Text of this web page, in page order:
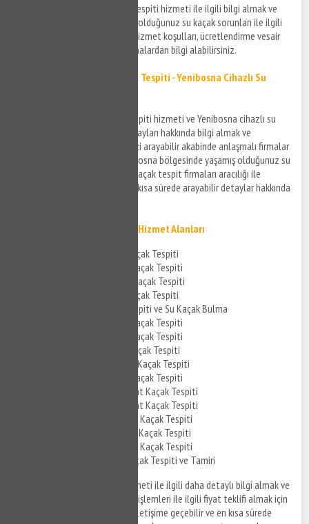
Yenibosna noktasal su kaçak tespiti hizmeti ile ilgili bilgi almak ve
Yenibosna bölgesinde yaşamış olduğunuz su kaçak sorunları ile ilgili
detaylar için bizi arayabilir ve hizmet koşulları, ücretlendirme vesair
gibi detaylar için anlaşmalı firmalardan bilgi alabilirsiniz.
Yenibosna Cihazla Su Kaçak Tespiti - Yenibosna Cihazlı Su
Yenibosna cihazla su kaçak tespiti hizmeti ve Yenibosna cihazlı su
kaçak bulma hizmetlerinin detayları hakkında bilgi almak ve
ücretlendirme detayları için bizi arayabilir akabinde anlaşmalı firmalar
ile bağlantı kurabilirsiniz. Yenibosna bölgesinde yaşamış olduğunuz su
kaçak sorunlarınıza cihazlı su kaçak tespit firmaları aracılığı ile
müdahale edilmesi için bizi en kısa sürede arayabilir detaylar hakkında
Yenibosna Su Kaçak Tespiti Hizmet Alanları
Yenibosna Banyo Su Kaçak Tespiti
Yenibosna Mutfak Su Kaçak Tespiti
Yenibosna Tuvalet Su Kaçak Tespiti
Yenibosna Kombi Su Kaçak Tespiti
Yenibosna Su Kaçak Tespiti ve Su Kaçak Bulma
Yenibosna Cihazla Su Kaçak Tespiti
Yenibosna Akustik Su Kaçak Tespiti
Yenibosna Cihazlı Su Kaçak Tespiti
Yenibosna Noktasal Su Kaçak Tespiti
Yenibosna Su Tesisat Kaçak Tespiti
Yenibosna Kombi Tesisat Kaçak Tespiti
Yenibosna Kombi Tesisat Kaçak Tespiti
Yenibosna Parke Altı Su Kaçak Tespiti
Yenibosna Kırmadan Su Kaçak Tespiti
Yenibosna Tavandan Su Kaçak Tespiti
Yenibosna Pimaş Su Kaçak Tespiti ve Tamiri
Yenibosna su kaçak bulma hizmeti ile ilgili daha detaylı bilgi almak ve
su kaçağı tespiti sonrası tamir işlemleri ile ilgili fiyat teklifi almak için
anlaşmalı firmalarımız sizinle iletişime geçebilir ve en kısa sürede